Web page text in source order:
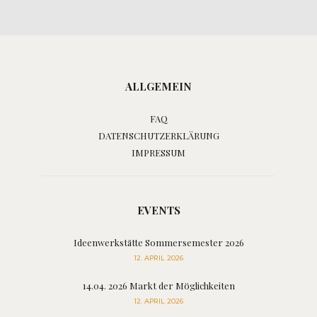
ALLGEMEIN
FAQ
DATENSCHUTZERKLÄRUNG
IMPRESSUM
EVENTS
Ideenwerkstätte Sommersemester 2026
12. APRIL 2026
14.04. 2026 Markt der Möglichkeiten
12. APRIL 2026